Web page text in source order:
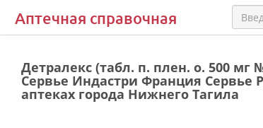
Аптечная справочная
Детралекс (табл. п. плен. о. 500 мг
Сервье Индастри Франция Сервье
аптеках города Нижнего Тагила